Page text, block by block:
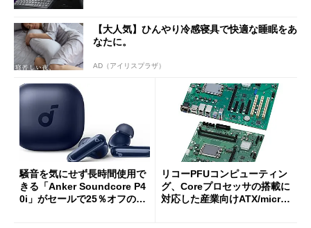
【大人気】ひんやり冷感寝具で快適な睡眠をあ
なたに。
AD（アイリスプラザ）
騒音を気にせず長時間使用で
きる「Anker Soundcore P4
0i」がセールで25％オフの59
リコーPFUコンピューティン
グ、Coreプロセッサの搭載に
対応した産業向けATX/micro